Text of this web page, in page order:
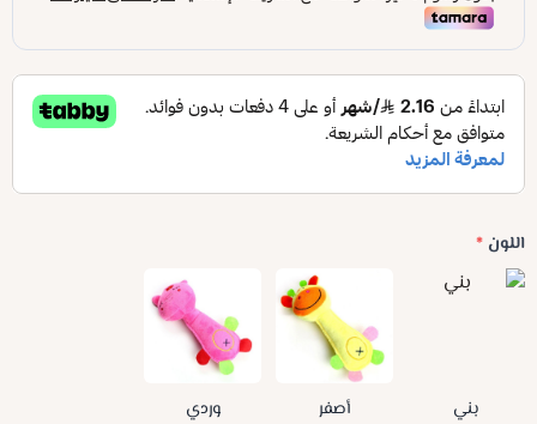
اللون *
بني أصفر وردي